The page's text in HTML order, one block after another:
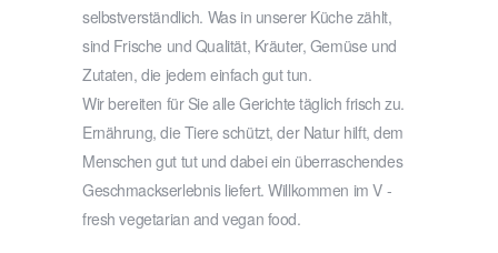
selbstverständlich. Was in unserer Küche zählt,
sind Frische und Qualität, Kräuter, Gemüse und
Zutaten, die jedem einfach gut tun.
Wir bereiten für Sie alle Gerichte täglich frisch zu.
Ernährung, die Tiere schützt, der Natur hilft, dem
Menschen gut tut und dabei ein überraschendes
Geschmackserlebnis liefert. Willkommen im V -
fresh vegetarian and vegan food.